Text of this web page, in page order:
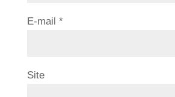
E-mail *
Site